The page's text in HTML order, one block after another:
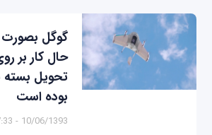
گوگل بصورت
حال کار بر
تحویل بسته
بوده است
10/06/1393 - 17:33